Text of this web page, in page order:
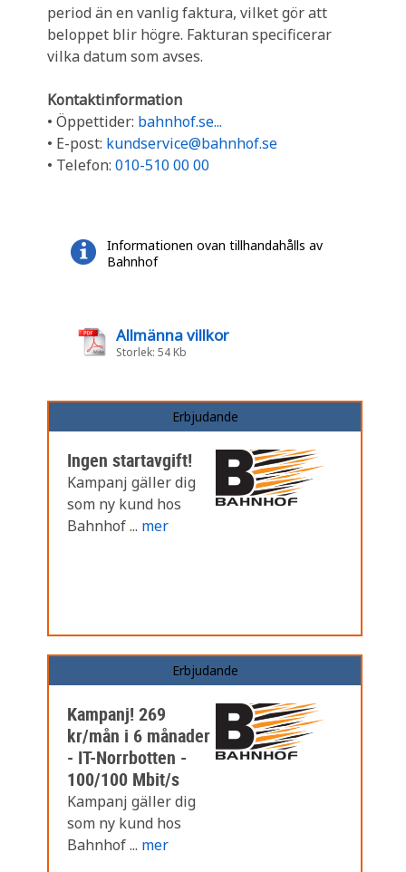
period än en vanlig faktura, vilket gör att
beloppet blir högre. Fakturan specificerar
vilka datum som avses.
Kontaktinformation
• Öppettider: bahnhof.se...
• E-post: kundservice@bahnhof.se
• Telefon: 010-510 00 00
Informationen ovan tillhandahålls av
Bahnhof
Allmänna villkor
Storlek: 54 Kb
Erbjudande
Ingen startavgift!
Kampanj gäller dig
som ny kund hos
Bahnhof ... mer
Erbjudande
Kampanj! 269
kr/mån i 6 månader
- IT-Norrbotten -
100/100 Mbit/s
Kampanj gäller dig
som ny kund hos
Bahnhof ... mer